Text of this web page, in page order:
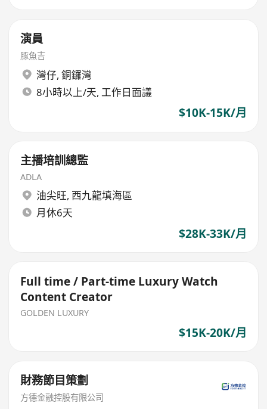
演員
豚魚吉
灣仔, 銅鑼灣
8小時以上/天, 工作日面議
$10K-15K/月
主播培訓總監
ADLA
油尖旺, 西九龍填海區
月休6天
$28K-33K/月
Full time / Part-time Luxury Watch
Content Creator
GOLDEN LUXURY
$15K-20K/月
財務節目策劃
方德金融控股有限公司